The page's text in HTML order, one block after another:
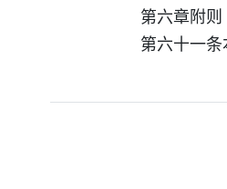
第六章附则
第六十一条